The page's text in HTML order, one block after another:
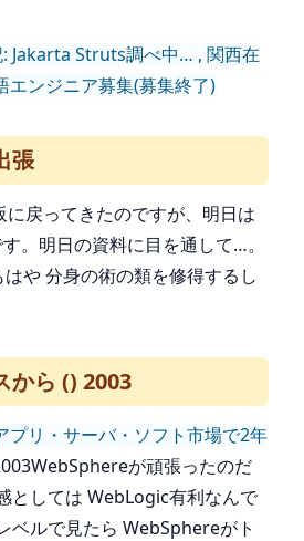
Jakarta Struts調べ中… , 関西在
エンジニア募集(募集終了)
張
戻ってきたのですが、明日は
。明日の資料に目を通して…。
や 分身の術の類を修得するし
から () 2003
プリ・サーバ・ソフト市場で2年
が頑張ったのだ
としては WebLogic有利なんで
ベルで見たら WebSphereがト